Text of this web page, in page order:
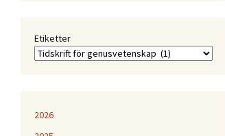
Etiketter
2026